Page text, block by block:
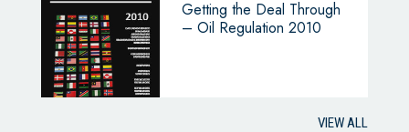
Getting the Deal Through
– Oil Regulation 2010
VIEW ALL